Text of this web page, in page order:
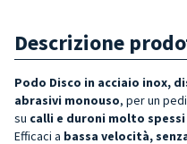
Descrizione
Podo Disco in acciaio inox,
abrasivi monouso, per un
su calli e duroni molto
Efficaci a bassa velocità,